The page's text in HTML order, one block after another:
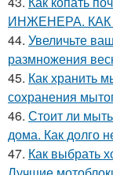
ИНЖЕНЕРА.
44. Увеличьте
размножения
45. Как хранить
сохранения
46. Стоит ли
дома. Как долго
47. Как выбрать